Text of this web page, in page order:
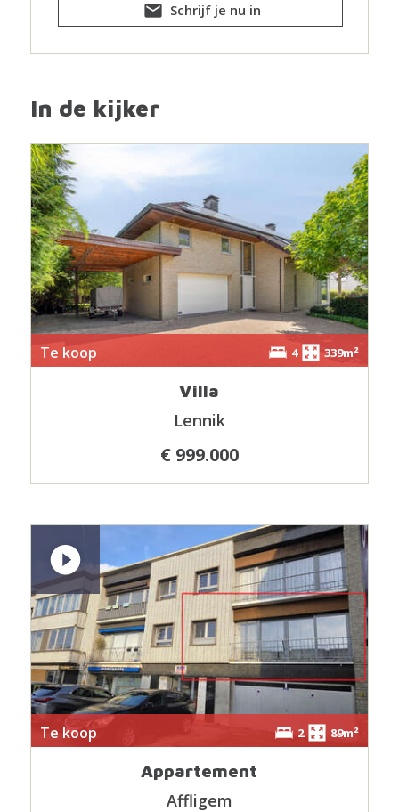
Schrijf je nu in
In de kijker
Te koop 4 339m²
Villa
Lennik
€ 999.000
Te koop 2 89m²
Appartement
Affligem